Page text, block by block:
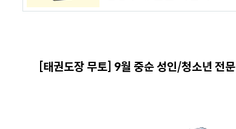
[태권도장 무토] 9월 중순 성인/청소년 전문